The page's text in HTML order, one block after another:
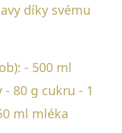
díky svému
- 500 ml
80 g cukru - 1
ml mléka